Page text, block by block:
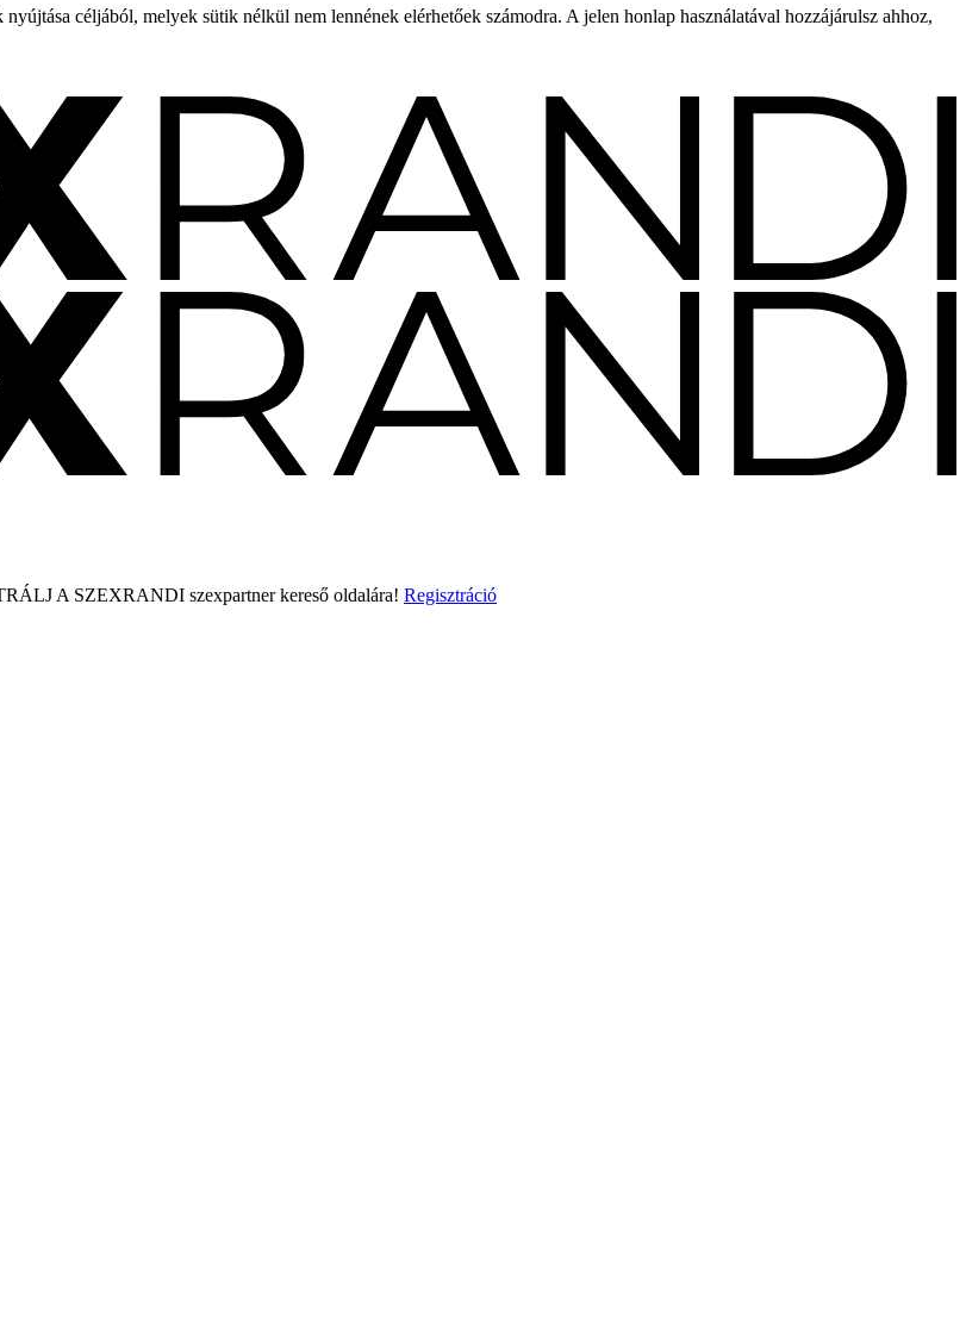
céljából, melyek sütik nélkül nem lennének elérhetőek számodra. A jelen honlap használatával hozzájárulsz ahhoz,
A SZEXRANDI szexpartner kereső oldalára! Regisztráció